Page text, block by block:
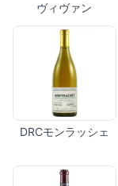
ヴィヴァン
DRCモンラッシェ